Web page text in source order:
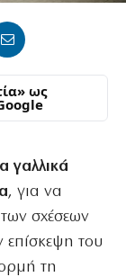
ως
γαλλικά
, για να
σχέσεων
επίσκεψη του
τη